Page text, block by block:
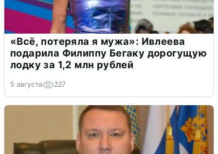
«Всё, потеряла я мужа»: Ивлеева
подарила Филиппу Бегаку дорогущую
лодку за 1,2 млн рублей
5 августа 227